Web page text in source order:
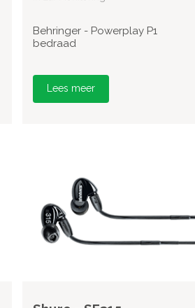
Behringer - Powerplay P1
bedraad
Lees meer